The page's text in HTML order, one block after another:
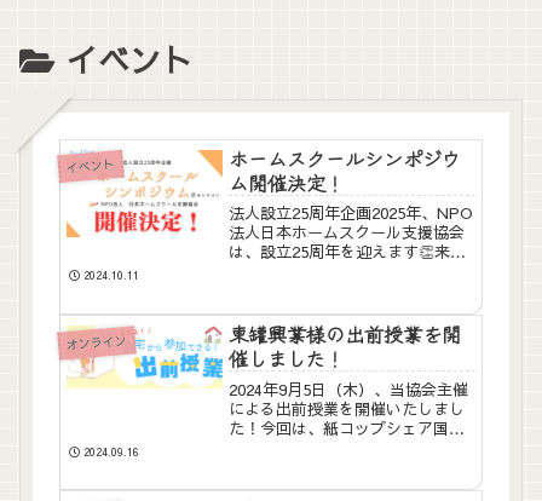
イベント
イベント
ホームスクールシンポジウ
ム開催決定！
法人設立25周年企画2025年、NPO
法人日本ホームスクール支援協会
は、設立25周年を迎えます👏来年
を開催することになりました！ホ
ームスクーラーの未来に想いを馳
せる…シンポジウムの...
2024.10.11
オンライン
東罐興業様の出前授業を開
催しました！
2024年9月5日（木）、当協会主催
による出前授業を開催いたしまし
た！今回は、紙コップシェア国内
した😊オンライン開催による各家
2024.09.16